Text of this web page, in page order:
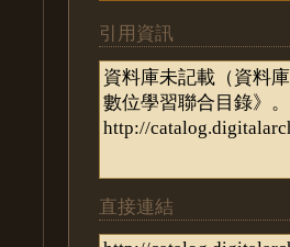
引用資訊
直接連結